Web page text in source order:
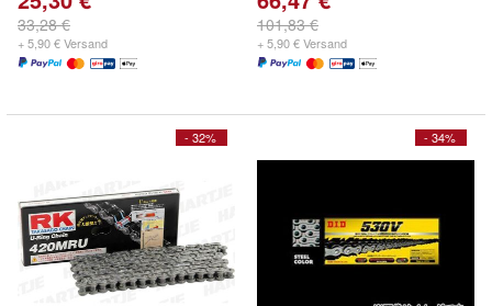
33,28 €
+ 5,90 € Versand
101,83 €
+ 5,90 € Versand
- 32% - 34%